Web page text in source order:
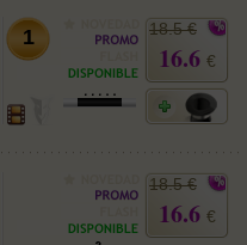
1 18.5 €
16.6 €
18.5 €
16.6 €